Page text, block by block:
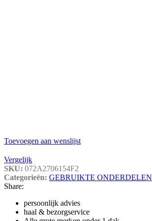
Toevoegen aan wenslijst
Vergelijk
SKU: 072A2706154F2
Categorieën: GEBRUIKTE ONDERDELEN
Share:
persoonlijk advies
haal & bezorgservice